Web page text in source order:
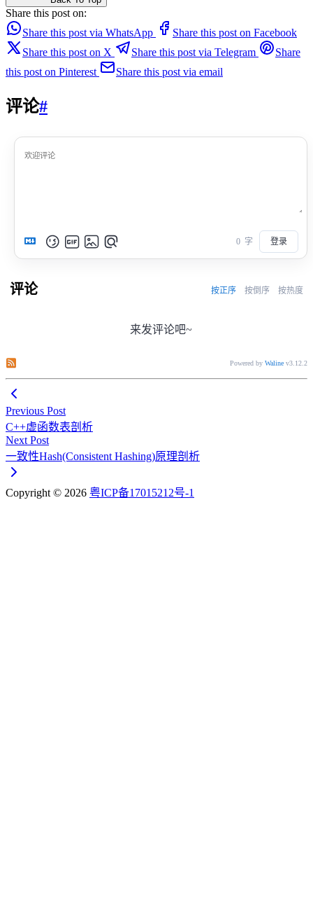
Share this post on:
Share this post via WhatsApp
Share this post on Facebook
Share this post on X
Share this post via Telegram
Share
this post on Pinterest
Share this post via email
评论#
0 字 登录
评论 按正序 按倒序 按热度
来发评论吧~
Powered by Waline v3.12.2
Previous Post
C++虚函数表剖析
Next Post
一致性Hash(Consistent Hashing)原理剖析
Copyright © 2026 粤ICP备17015212号-1